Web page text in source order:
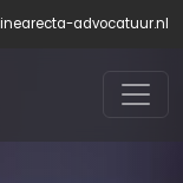
advocatuur.nl